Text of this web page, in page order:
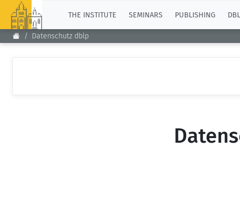
THE INSTITUTE SEMINARS PUBLISHING
Datenschutz dblp